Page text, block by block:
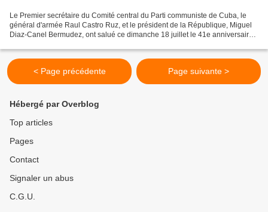
Le Premier secrétaire du Comité central du Parti communiste de Cuba, le
général d'armée Raul Castro Ruz, et le président de la République, Miguel
Diaz-Canel Bermudez, ont salué ce dimanche 18 juillet le 41e anniversaire
< Page précédente Page suivante >
Hébergé par Overblog
Top articles
Pages
Contact
Signaler un abus
C.G.U.